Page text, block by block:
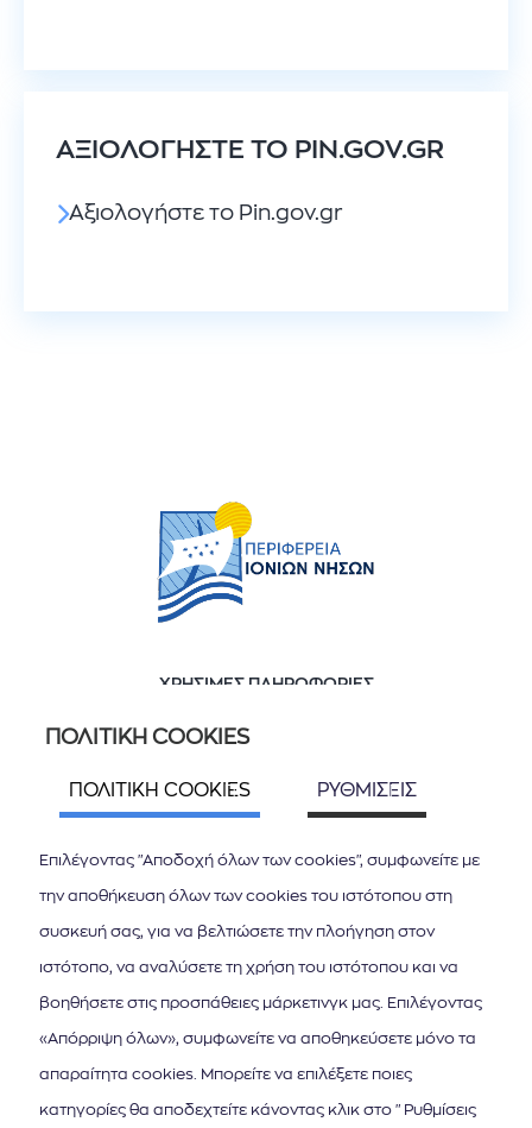
ΑΞΙΟΛΟΓΉΣΤΕ ΤΟ PIN.GOV.GR
Αξιολογήστε το Pin.gov.gr
ΧΡΗΣΙΜΕΣ ΠΛΗΡΟΦΟΡΙΕΣ
Ποιοί είμαστε
ΑΚΟΛΟΥΘΗΣΤΕ ΜΑΣ
ΠΟΛΙΤΙΚΗ COOKIES
ΠΟΛΙΤΙΚΗ COOKIES ΡΥΘΜΙΣΕΙΣ
Επιλέγοντας "Αποδοχή όλων των cookies", συμφωνείτε με
την αποθήκευση όλων των cookies του ιστότοπου στη
συσκευή σας, για να βελτιώσετε την πλοήγηση στον
ιστότοπο, να αναλύσετε τη χρήση του ιστότοπου και να
βοηθήσετε στις προσπάθειες μάρκετινγκ μας. Επιλέγοντας
«Απόρριψη όλων», συμφωνείτε να αποθηκεύσετε μόνο τα
απαραίτητα cookies. Μπορείτε να επιλέξετε ποιες
κατηγορίες θα αποδεχτείτε κάνοντας κλικ στο "Ρυθμίσεις